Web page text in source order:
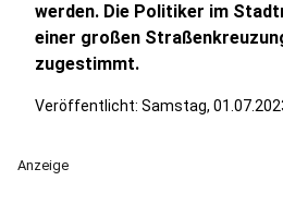
werden. Die Politiker im
einer großen
zugestimmt.
Veröffentlicht: Samstag,
Anzeige